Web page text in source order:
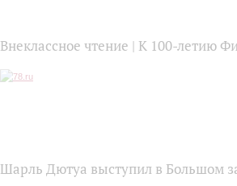
Внеклассное чтение | К 100-летию
Шарль Дютуа выступил в Большом